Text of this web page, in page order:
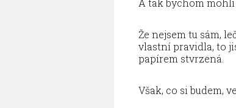
A tak bychom
Že nejsem tu sám,
vlastní pravidla, to
papírem stvrzená.
Však, co si budem,